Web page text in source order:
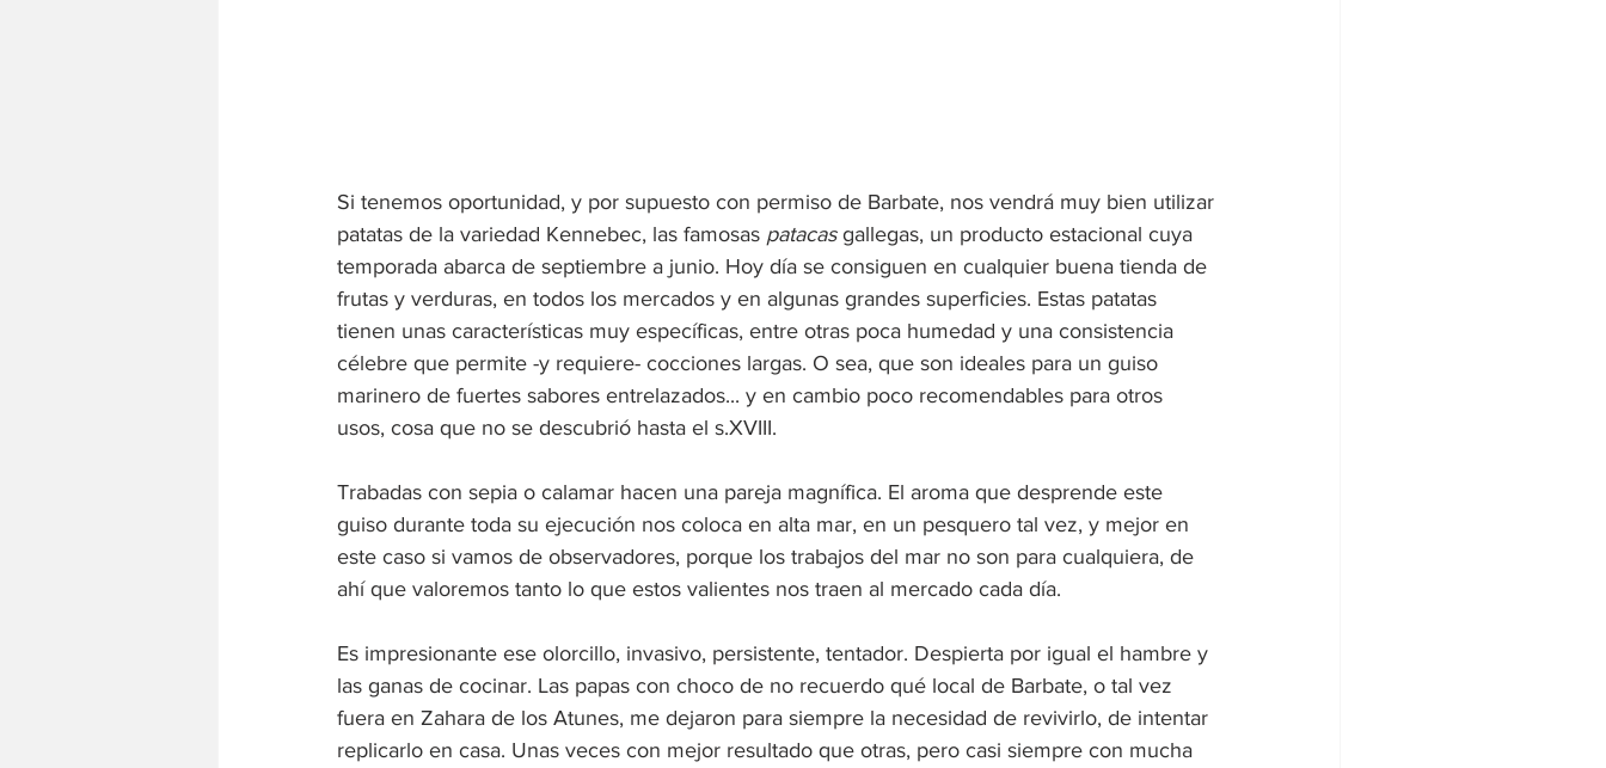
Si tenemos oportunidad, y por supuesto con permiso de Barbate, nos vendrá muy bien utilizar
patatas de la variedad Kennebec, las famosas patacas gallegas, un producto estacional cuya
temporada abarca de septiembre a junio. Hoy día se consiguen en cualquier buena tienda de
frutas y verduras, en todos los mercados y en algunas grandes superficies. Estas patatas
tienen unas características muy específicas, entre otras poca humedad y una consistencia
célebre que permite -y requiere- cocciones largas. O sea, que son ideales para un guiso
marinero de fuertes sabores entrelazados... y en cambio poco recomendables para otros
usos, cosa que no se descubrió hasta el s.XVIII.
Trabadas con sepia o calamar hacen una pareja magnífica. El aroma que desprende este
guiso durante toda su ejecución nos coloca en alta mar, en un pesquero tal vez, y mejor en
este caso si vamos de observadores, porque los trabajos del mar no son para cualquiera, de
ahí que valoremos tanto lo que estos valientes nos traen al mercado cada día.
Es impresionante ese olorcillo, invasivo, persistente, tentador. Despierta por igual el hambre y
las ganas de cocinar. Las papas con choco de no recuerdo qué local de Barbate, o tal vez
fuera en Zahara de los Atunes, me dejaron para siempre la necesidad de revivirlo, de intentar
replicarlo en casa. Unas veces con mejor resultado que otras, pero casi siempre con mucha